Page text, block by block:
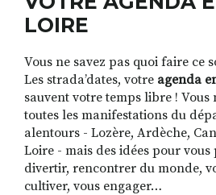
RECHERCHER
S'INSCRIRE À LA
FACEBOOK
LOIRE
Vous ne savez pas quoi faire ce
Les strada’dates, votre agenda
sauvent votre temps libre ! Vous
toutes les manifestations du
alentours - Lozère, Ardèche,
Loire - mais des idées pour vous
divertir, rencontrer du monde,
cultiver, vous engager…